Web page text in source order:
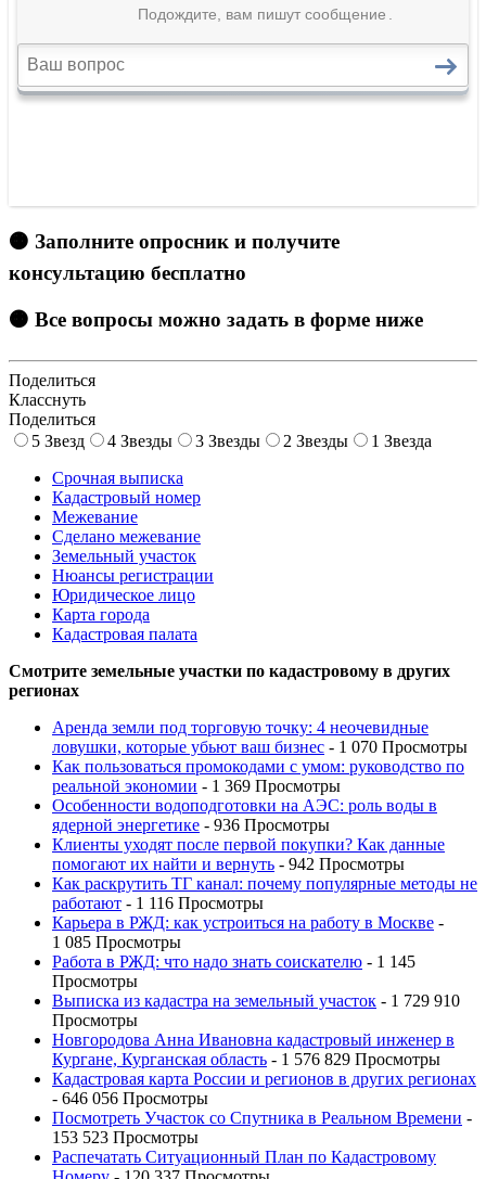
🟠 Заполните опросник и получите
консультацию бесплатно
🟠 Все вопросы можно задать в форме ниже
Поделиться
Класснуть
Поделиться
5 Звезд
4 Звезды 3 Звезды 2 Звезды
1 Звезда
Срочная выписка
Кадастровый номер
Межевание
Сделано межевание
Земельный участок
Нюансы регистрации
Юридическое лицо
Карта города
Кадастровая палата
Смотрите земельные участки по кадастровому в других
регионах
Аренда земли под торговую точку: 4 неочевидные
ловушки, которые убьют ваш бизнес - 1 070 Просмотры
Как пользоваться промокодами с умом: руководство по
реальной экономии - 1 369 Просмотры
Особенности водоподготовки на АЭС: роль воды в
ядерной энергетике - 936 Просмотры
Клиенты уходят после первой покупки? Как данные
помогают их найти и вернуть - 942 Просмотры
Как раскрутить ТГ канал: почему популярные методы не
работают - 1 116 Просмотры
Карьера в РЖД: как устроиться на работу в Москве -
1 085 Просмотры
Работа в РЖД: что надо знать соискателю - 1 145
Просмотры
Выписка из кадастра на земельный участок - 1 729 910
Просмотры
Новгородова Анна Ивановна кадастровый инженер в
Кургане, Курганская область - 1 576 829 Просмотры
Кадастровая карта России и регионов в других регионах
- 646 056 Просмотры
Посмотреть Участок со Спутника в Реальном Времени -
153 523 Просмотры
Распечатать Ситуационный План по Кадастровому